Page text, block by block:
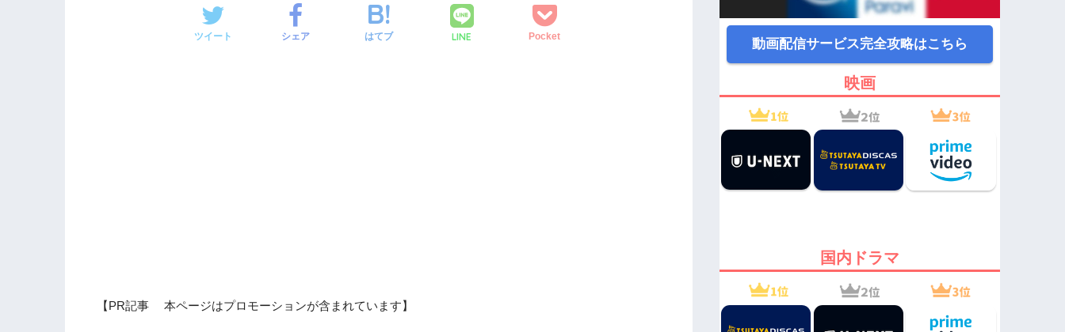
ツイート シェア はてブ LINE Pocket
【PR記事 本ページはプロモーションが含まれています】
動画配信サービス完全攻略はこちら
映画
国内ドラマ